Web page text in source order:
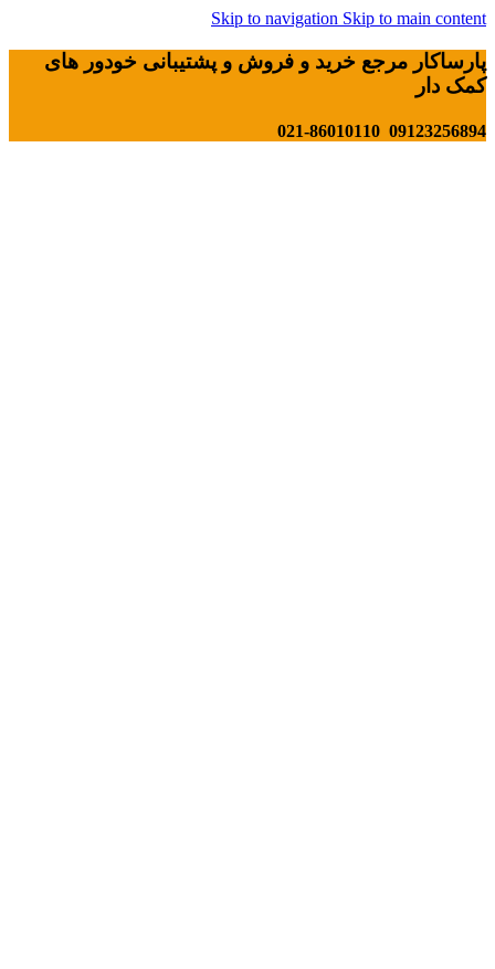
Skip to navigation Skip to main content
پارساکار مرجع خرید و فروش و پشتیبانی خودور های
کمک دار
09123256894 021-86010110